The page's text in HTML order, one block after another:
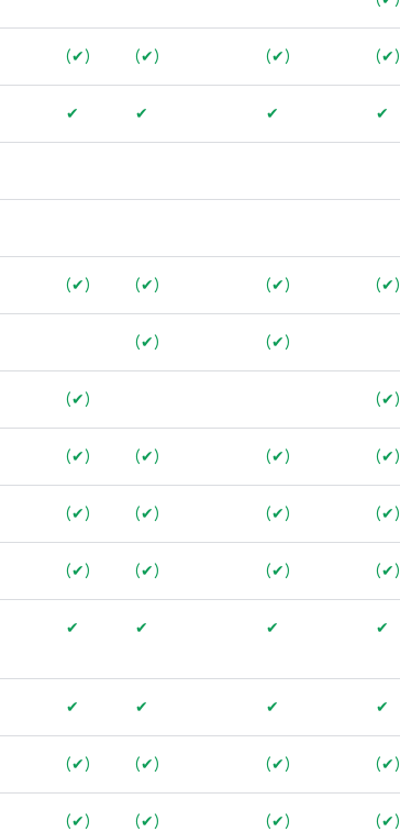
(✔) (✔) (✔) (✔)
✔ ✔ ✔ ✔
(✔) (✔) (✔) (✔)
(✔) (✔)
(✔) (✔)
(✔) (✔) (✔) (✔)
(✔) (✔) (✔) (✔)
(✔) (✔) (✔) (✔)
✔ ✔ ✔ ✔
✔ ✔ ✔ ✔
(✔) (✔) (✔) (✔)
(✔) (✔) (✔) (✔)